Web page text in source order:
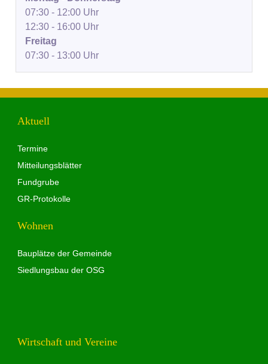
07:30 - 12:00 Uhr
12:30 - 16:00 Uhr
Freitag
07:30 - 13:00 Uhr
Aktuell
Termine
Mitteilungsblätter
Fundgrube
GR-Protokolle
Wohnen
Bauplätze der Gemeinde
Siedlungsbau der OSG
Wirtschaft und Vereine